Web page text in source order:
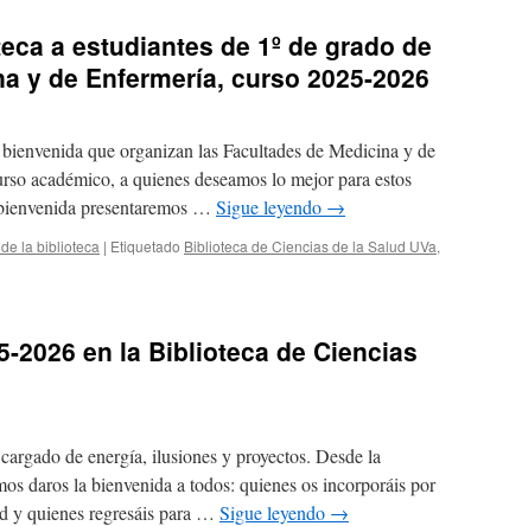
a estudiantes de 1º de grado de
y de Enfermería, curso 2025-2026
que organizan las Facultades de Medicina y de
académico, a quienes deseamos lo mejor para estos
presentaremos … Sigue leyendo →
la biblioteca | Etiquetado Biblioteca de Ciencias de la Salud UVa,
2026 en la Biblioteca de Ciencias
de energía, ilusiones y proyectos. Desde la
daros la bienvenida a todos: quienes os incorporáis por
y quienes regresáis para … Sigue leyendo →